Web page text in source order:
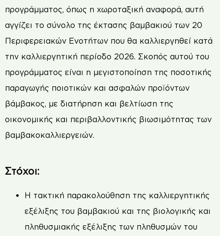
προγράμματος, όπως η χωροταξική αναφορά, αυτή
αγγίζει το σύνολο της έκτασης βαμβακιού των 20
Περιφερειακών Ενοτήτων που θα καλλιεργηθεί κατά
την καλλιεργητική περίοδο 2026. Σκοπός αυτού του
προγράμματος είναι η μεγιστοποίηση της ποσοτικής
παραγωγής ποιοτικών και ασφαλών προϊόντων
βάμβακος, με διατήρηση και βελτίωση της
οικονομικής και περιβαλλοντικής βιωσιμότητας των
βαμβακοκαλλιεργειών.
Στόχοι:
Η τακτική παρακολούθηση της καλλιεργητικής
εξέλιξης του βαμβακιού και της βιολογικής και
πληθυσμιακής εξέλιξης των πληθυσμών του